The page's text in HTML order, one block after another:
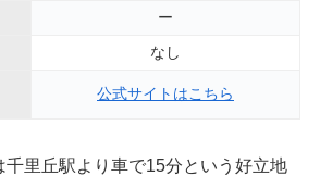
ー
なし
公式サイトはこちら
千里丘駅より車で15分という好立地